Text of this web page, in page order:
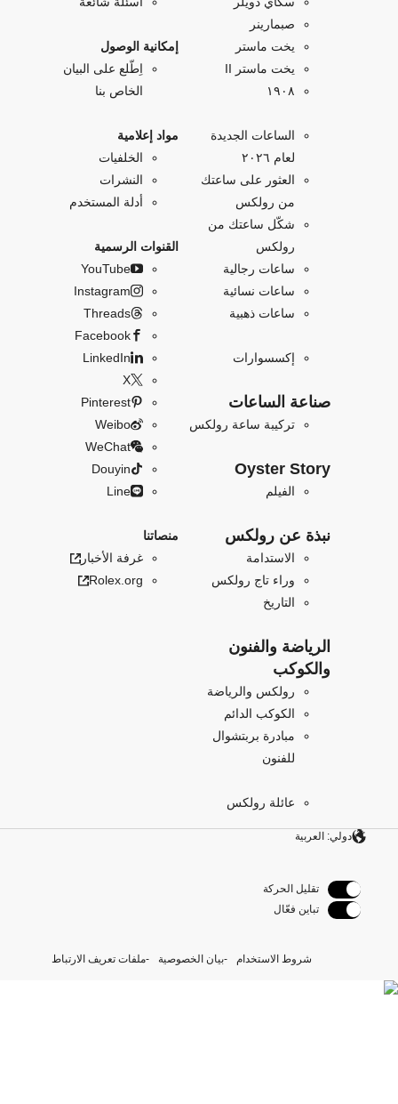
صبمارينر
يخت ماستر
يخت ماستر II
۱۹۰۸
الساعات الجديدة
لعام ٢٠٢٦
العثور على ساعتك
من رولكس
شكّل ساعتك من
رولكس
ساعات رجالية
ساعات نسائية
ساعات ذهبية
إكسسوارات
صناعة الساعات
تركيبة ساعة رولكس
Oyster Story
الفيلم
نبذة عن رولكس
الاستدامة
وراء تاج رولكس
التاريخ
الرياضة والفنون
والكوكب
رولكس والرياضة
الكوكب الدائم
مبادرة بربتشوال
للفنون
عائلة رولكس
إمكانية الوصول
اِطّلع على البيان
الخاص بنا
مواد إعلامية
الخلفيات
النشرات
أدلة المستخدم
القنوات الرسمية
YouTube
Instagram
Threads
Facebook
LinkedIn
X
Pinterest
Weibo
WeChat
Douyin
Line
منصاتنا
غرفة الأخبار
Rolex.org
دولي: العربية
تقليل الحركة
تباين فعّال
شروط الاستخدام بيان الخصوصية ملفات تعريف الارتباط